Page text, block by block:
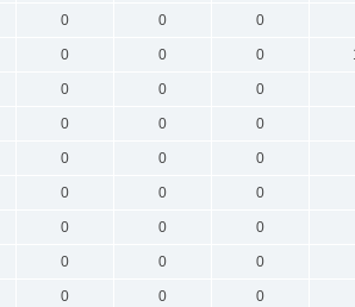
0 0 0
0 0 0
0 0 0
0 0 0
0 0 0
0 0 0
0 0 0
0 0 0
0 0 0